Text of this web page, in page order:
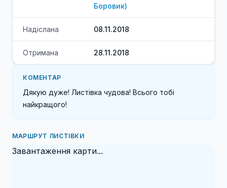
Боровик)
Надіслана 08.11.2018
Отримана 28.11.2018
КОМЕНТАР
Дякую дуже! Листівка чудова! Всього тобі
найкращого!
МАРШРУТ ЛИСТІВКИ
Завантаження карти...